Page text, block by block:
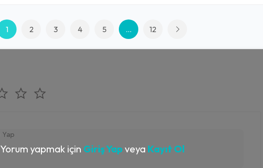
1 2 3 4 5 ... 12
Yorum yapmak için Giriş Yap veya Kayıt Ol